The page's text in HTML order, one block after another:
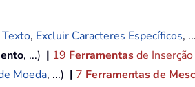
, Excluir Caracteres Específicos,
, ...) | 19 Ferramentasde Inserção
Moeda, ...) | 7 Ferramentas de